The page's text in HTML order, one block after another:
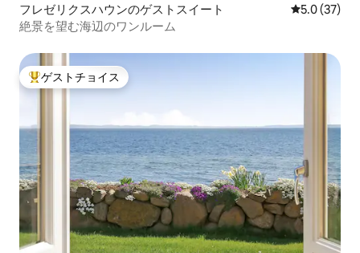
フレゼリクスハウンのゲストスイート レビュー37
5.0 (37)
絶景を望む海辺のワンルーム
大好評のゲストチョイスです。
ゲストチョイス